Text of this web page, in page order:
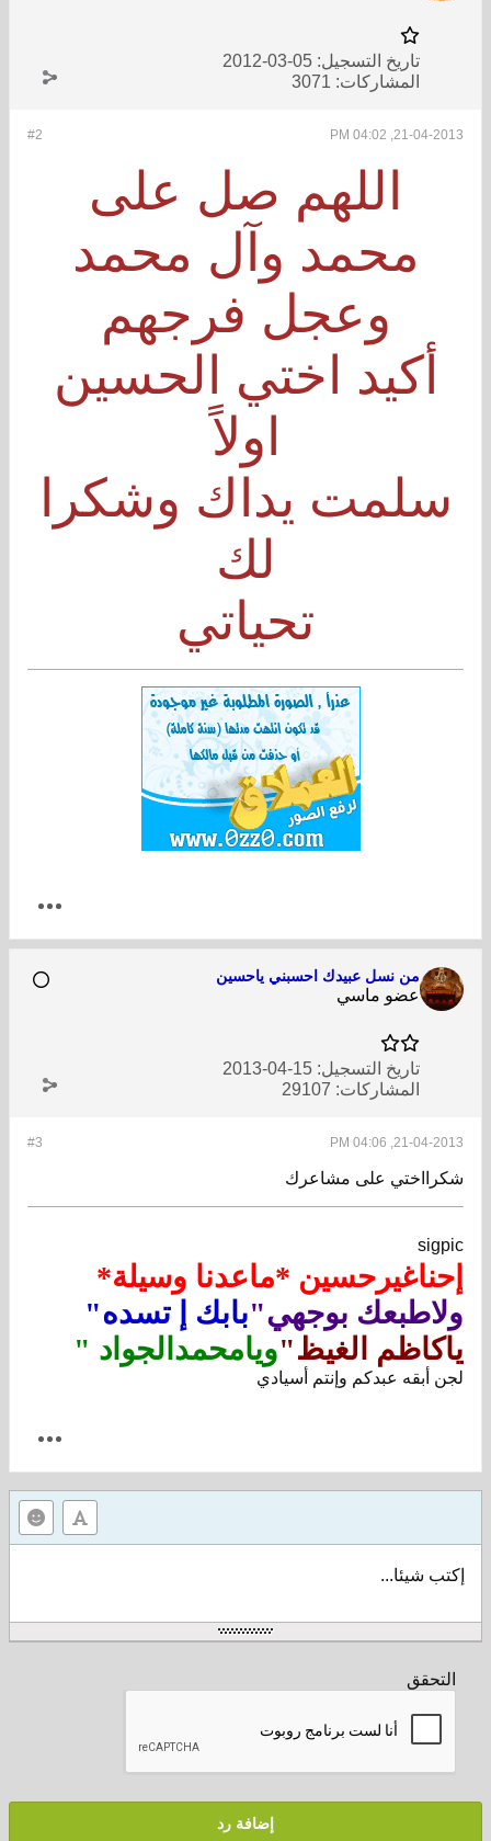
تاريخ التسجيل: 05-03-2012
المشاركات: 3071
#2 21-04-2013, 04:02 PM
اللهم صل على
محمد وآل محمد
وعجل فرجهم
أكيد اختي الحسين
اولاً
سلمت يداك وشكرا
لك
تحياتي
من نسل عبيدك احسبني ياحسين
عضو ماسي
تاريخ التسجيل: 15-04-2013
المشاركات: 29107
#3 21-04-2013, 04:06 PM
شكرااختي على مشاعرك
sigpic
إحناغيرحسين *ماعدنا وسيلة*
ولاطبعك بوجهي"بابك إ تسده"
ياكاظم الغيظ"ويامحمدالجواد "
لجن أبقه عبدكم وإنتم أسيادي
إكتب شيئا...
التحقق
إضافة رد